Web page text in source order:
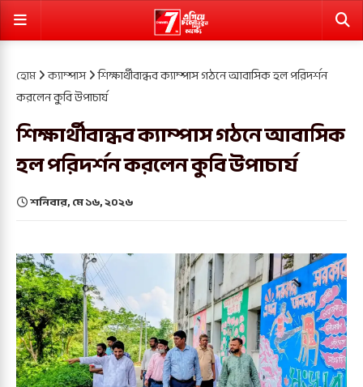
হোম ক্যাম্পাস শিক্ষার্থীবান্ধব ক্যাম্পাস গঠনে আবাসিক হল পরিদর্শন
করলেন কুবি উপাচার্য
শিক্ষার্থীবান্ধব ক্যাম্পাস গঠনে আবাসিক
হল পরিদর্শন করলেন কুবি উপাচার্য
শনিবার, মে ১৬, ২০২৬